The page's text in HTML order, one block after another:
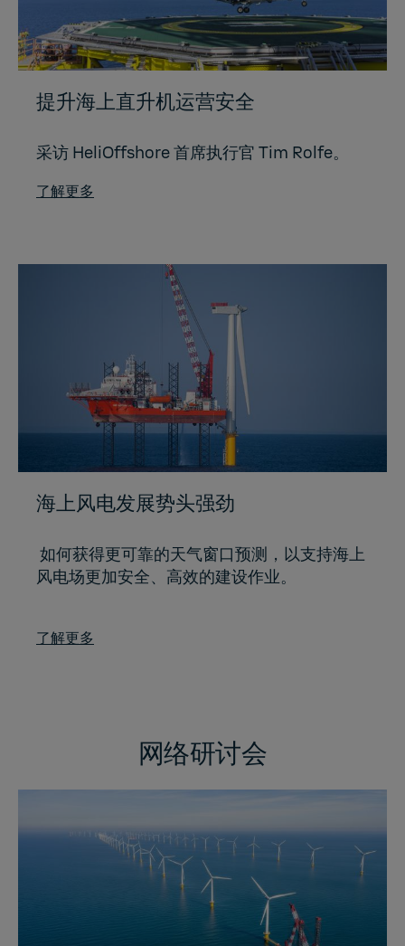
提升海上直升机运营安全
采访 HeliOffshore 首席执行官 Tim Rolfe。
了解更多
海上风电发展势头强劲
如何获得更可靠的天气窗口预测，以支持海上
风电场更加安全、高效的建设作业。
了解更多
网络研讨会